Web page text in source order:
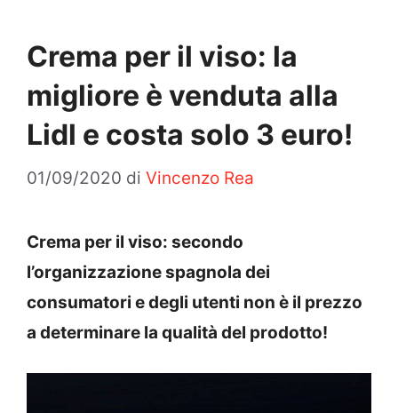
Crema per il viso: la
migliore è venduta alla
Lidl e costa solo 3 euro!
01/09/2020 di Vincenzo Rea
Crema per il viso: secondo
l’organizzazione spagnola dei
consumatori e degli utenti non è il prezzo
a determinare la qualità del prodotto!